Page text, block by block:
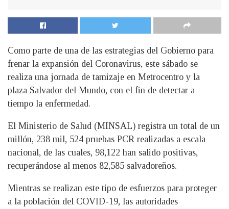
Como parte de una de las estrategias del Gobierno para
frenar la expansión del Coronavirus, este sábado se
realiza una jornada de tamizaje en Metrocentro y la
plaza Salvador del Mundo, con el fin de detectar a
tiempo la enfermedad.
El Ministerio de Salud (MINSAL) registra un total de un
millón, 238 mil, 524 pruebas PCR realizadas a escala
nacional, de las cuales, 98,122 han salido positivas,
recuperándose al menos 82,585 salvadoreños.
Mientras se realizan este tipo de esfuerzos para proteger
a la población del COVID-19, las autoridades